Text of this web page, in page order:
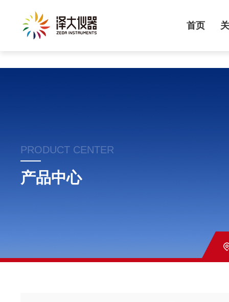
首页
PRODUCT CENTER
产品中心